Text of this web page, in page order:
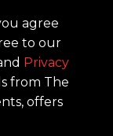
agree
to our
Privacy
from The
offers